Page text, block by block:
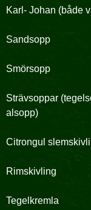
Karl- Johan (både
Sandsopp
Smörsopp
Strävsoppar
alsopp)
Citrongul
Rimskivling
Tegelkremla